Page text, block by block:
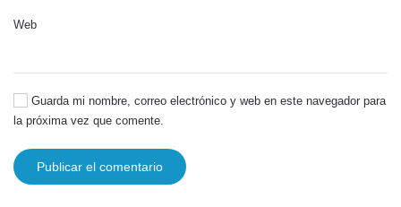
Web
Guarda mi nombre, correo electrónico y web en este navegador para
la próxima vez que comente.
Publicar el comentario